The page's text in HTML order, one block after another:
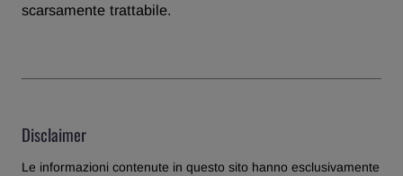
scarsamente trattabile.
Disclaimer
Le informazioni contenute in questo sito hanno esclusivamente